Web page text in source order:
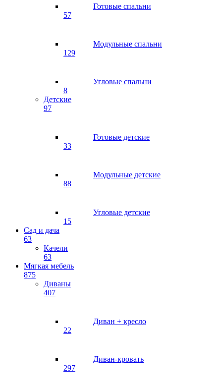
Готовые спальни
57
Модульные спальни
129
Угловые спальни
8
Детские
97
Готовые детские
33
Модульные детские
88
Угловые детские
15
Сад и дача
63
Качели
63
Мягкая мебель
875
Диваны
407
Диван + кресло
22
Диван-кровать
297